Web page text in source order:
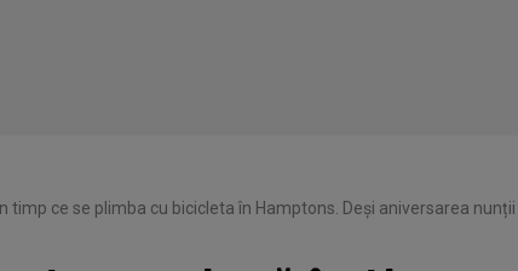
timp ce se plimba cu bicicleta în Hamptons. Deși aniversarea